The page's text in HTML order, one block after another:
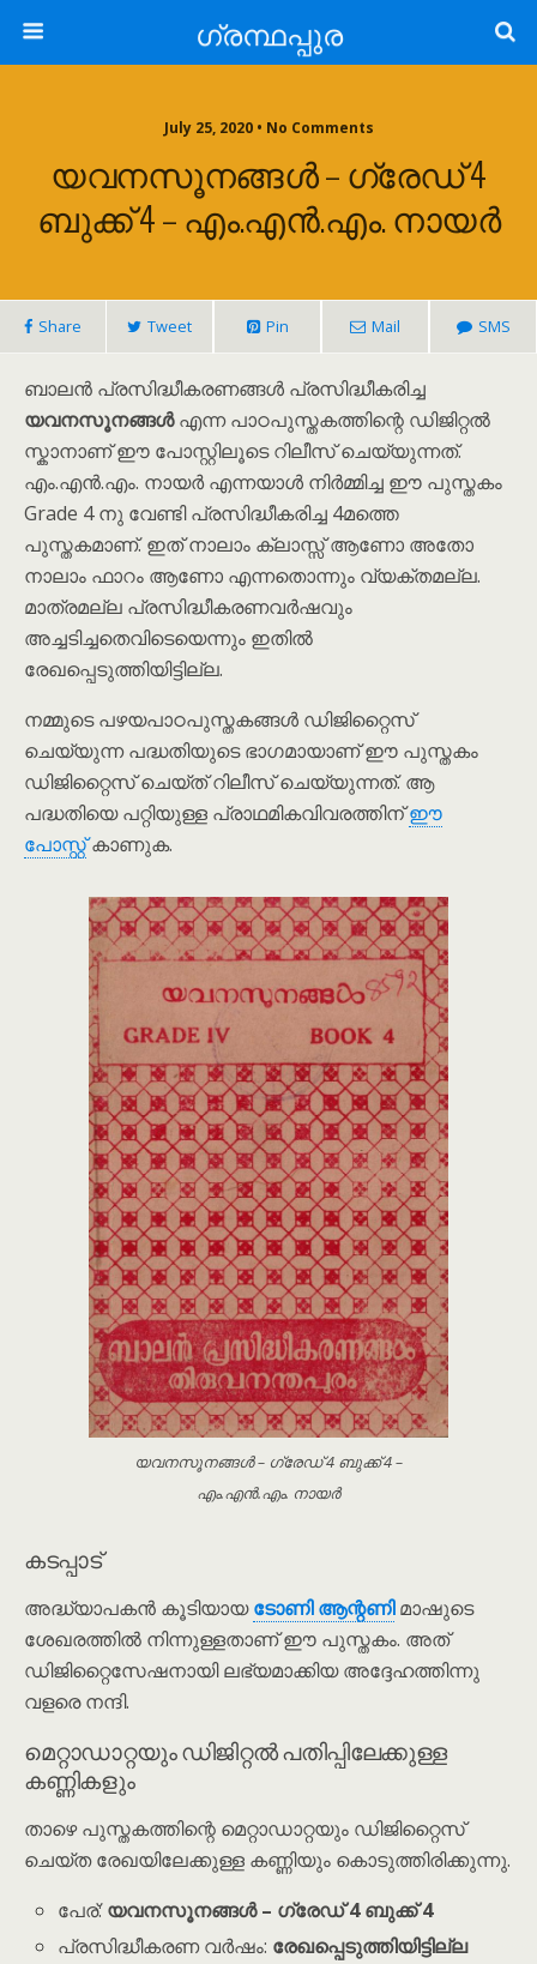
ഗ്രന്ഥപ്പുര
July 25, 2020 • No Comments
യവനസൂനങ്ങൾ – ഗ്രേഡ് 4
ബുക്ക് 4 – എം.എൻ.എം. നായർ
Share Tweet Pin Mail SMS
ബാലൻ പ്രസിദ്ധീകരണങ്ങൾ പ്രസിദ്ധീകരിച്ച
യവനസൂനങ്ങൾഎന്ന പാഠപുസ്തകത്തിന്റെ ഡിജിറ്റൽ
സ്കാനാണ് ഈ പോസ്റ്റിലൂടെ റിലീസ് ചെയ്യുന്നത്.
എം.എൻ.എം. നായർ എന്നയാൾ നിർമ്മിച്ച ഈ പുസ്തകം
Grade 4 നു വേണ്ടി പ്രസിദ്ധീകരിച്ച 4മത്തെ
പുസ്തകമാണ്. ഇത് നാലാം ക്ലാസ്സ് ആണോ അതോ
നാലാം ഫാറം ആണോ എന്നതൊന്നും വ്യക്തമല്ല.
മാത്രമല്ല പ്രസിദ്ധീകരണവർഷവും
അച്ചടിച്ചതെവിടെയെന്നും ഇതിൽ
രേഖപ്പെടുത്തിയിട്ടില്ല.
നമ്മുടെ പഴയപാഠപുസ്തകങ്ങൾ ഡിജിറ്റൈസ്
ചെയ്യുന്ന പദ്ധതിയുടെ ഭാഗമായാണ് ഈ പുസ്തകം
ഡിജിറ്റൈസ് ചെയ്ത് റിലീസ് ചെയ്യുന്നത്. ആ
പദ്ധതിയെ പറ്റിയുള്ള പ്രാഥമികവിവരത്തിന്ഈ
പോസ്റ്റ്കാണുക.
യവനസൂനങ്ങൾ – ഗ്രേഡ് 4 ബുക്ക് 4 –
എം.എൻ.എം. നായർ
കടപ്പാട്
അദ്ധ്യാപകൻ കൂടിയായടോണി ആന്റണിമാഷുടെ
ശേഖരത്തിൽ നിന്നുള്ളതാണ് ഈ പുസ്തകം. അത്
ഡിജിറ്റൈസേഷനായി ലഭ്യമാക്കിയ അദ്ദേഹത്തിന്നു
വളരെ നന്ദി.
മെറ്റാഡാറ്റയും ഡിജിറ്റൽ പതിപ്പിലേക്കുള്ള
കണ്ണികളും
താഴെ പുസ്തകത്തിന്റെ മെറ്റാഡാറ്റയും ഡിജിറ്റൈസ്
ചെയ്ത രേഖയിലേക്കുള്ള കണ്ണിയും കൊടുത്തിരിക്കുന്നു.
പേര്:യവനസൂനങ്ങൾ – ഗ്രേഡ് 4 ബുക്ക് 4
പ്രസിദ്ധീകരണ വർഷം: രേഖപ്പെടുത്തിയിട്ടില്ല